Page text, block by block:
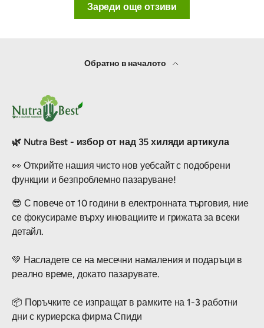
Зареди още отзиви
Обратно в началото
🌿 Nutra Best - избор от над 35 хиляди артикула
👀 Открийте нашия чисто нов уебсайт с подобрени
функции и безпроблемно пазаруване!
😎 С повече от 10 години в електронната търговия, ние
се фокусираме върху иновациите и грижата за всеки
детайл.
💚 Насладете се на месечни намаления и подаръци в
реално време, докато пазарувате.
📦 Поръчките се изпращат в рамките на 1-3 работни
дни с куриерска фирма Спиди